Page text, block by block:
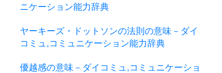
ニケーション能力辞典
ヤーキーズ・ドットソンの法則の意味－ダイ
コミュ,コミュニケーション能力辞典
優越感の意味－ダイコミュ,コミュニケーショ